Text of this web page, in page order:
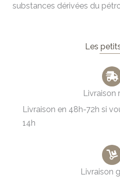
substances dérivées du
Les
Livraison
Livraison en 48h-72h si
14h
Livraison